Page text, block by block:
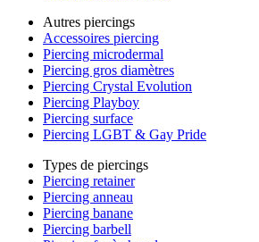
Autres piercings
Accessoires piercing
Piercing microdermal
Piercing gros diamètres
Piercing Crystal Evolution
Piercing Playboy
Piercing surface
Piercing LGBT & Gay Pride
Types de piercings
Piercing retainer
Piercing anneau
Piercing banane
Piercing barbell